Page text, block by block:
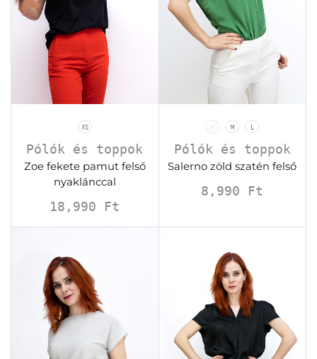
XS
Pólók és toppok
Zoe fekete pamut felső
nyaklánccal
18,990 Ft
S M L
Pólók és toppok
Salerno zöld szatén felső
8,990 Ft